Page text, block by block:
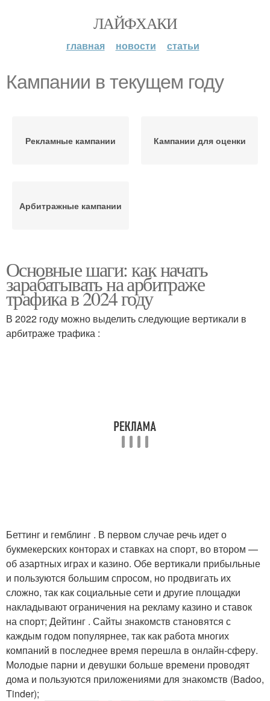
ЛАЙФХАКИ
главная новости статьи
Кампании в текущем году
Рекламные кампании Кампании для оценки
Арбитражные кампании
Основные шаги: как начать
зарабатывать на арбитраже
трафика в 2024 году
В 2022 году можно выделить следующие вертикали в
арбитраже трафика :
Беттинг и гемблинг . В первом случае речь идет о
букмекерских конторах и ставках на спорт, во втором —
об азартных играх и казино. Обе вертикали прибыльные
и пользуются большим спросом, но продвигать их
сложно, так как социальные сети и другие площадки
накладывают ограничения на рекламу казино и ставок
на спорт; Дейтинг . Сайты знакомств становятся с
каждым годом популярнее, так как работа многих
компаний в последнее время перешла в онлайн-сферу.
Молодые парни и девушки больше времени проводят
дома и пользуются приложениями для знакомств (Badoo,
Tinder);